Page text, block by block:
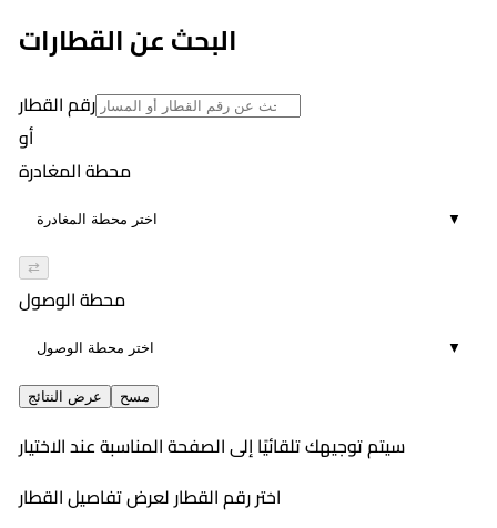
00:58
البحث عن القطارات
رقم القطار
أو
محطة المغادرة
▼
⇄
محطة الوصول
▼
عرض النتائج مسح
سيتم توجيهك تلقائيًا إلى الصفحة المناسبة عند الاختيار
اختر رقم القطار لعرض تفاصيل القطار